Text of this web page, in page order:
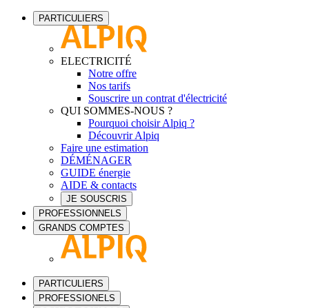
PARTICULIERS
ELECTRICITÉ
Notre offre
Nos tarifs
Souscrire un contrat d'électricité
QUI SOMMES-NOUS ?
Pourquoi choisir Alpiq ?
Découvrir Alpiq
Faire une estimation
DÉMÉNAGER
GUIDE énergie
AIDE & contacts
JE SOUSCRIS
PROFESSIONNELS
GRANDS COMPTES
PARTICULIERS
PROFESSIONELS